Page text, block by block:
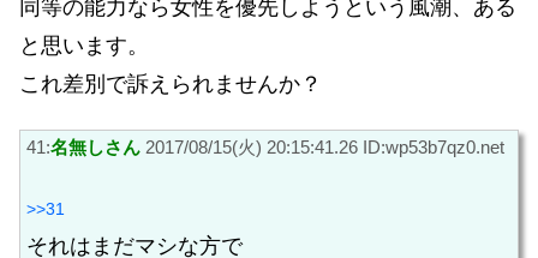
同等の能力なら女性を優先しようという風潮、ある
と思います。
これ差別で訴えられませんか？
41:名無しさん 2017/08/15(火) 20:15:41.26 ID:wp53b7qz0.net
>>31
それはまだマシな方で